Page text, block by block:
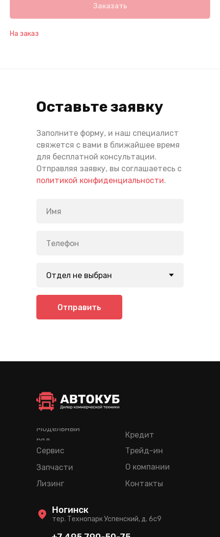
Заказать
На заказ
Оставьте заявку
Заполните форму, и наш специалист
свяжется с вами в ближайшее время
для бесплатной консультации.
Отправляя заявку, вы соглашаетесь с
политикой конфиденциальности.
Отправить
Лизинг
Кредит
Трейд-ин
Модельный
ряд
Сервис
Запчасти
О компании
Контакты
тер. Технопарк Успенский, д. 6c9
Ногинск